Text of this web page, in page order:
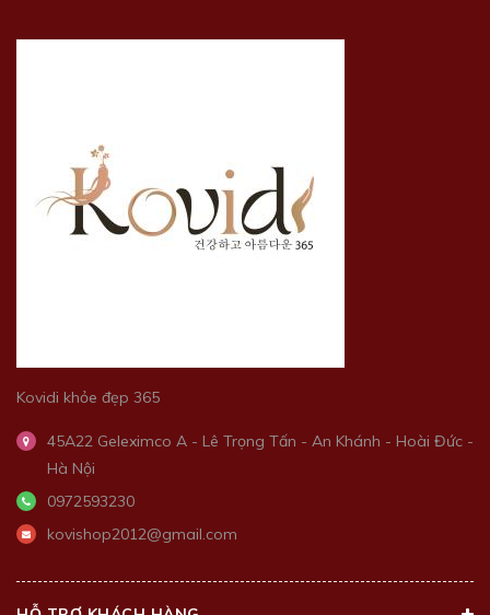
Kovidi khỏe đẹp 365
45A22 Geleximco A - Lê Trọng Tấn - An Khánh - Hoài Đức -
Hà Nội
0972593230
kovishop2012@gmail.com